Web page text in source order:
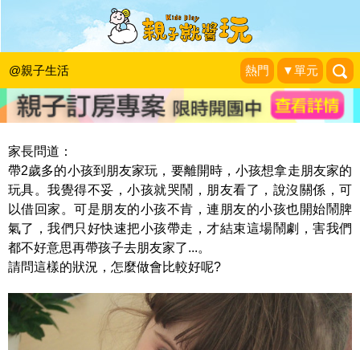
@親子生活 熱門 ▼單元
大樹叔叔的教養課：孩子想拿別人的玩
具回家，怎麼辦？
大樹叔叔到府育兒諮詢|2016-04-13
家長問道：
帶2歲多的小孩到朋友家玩，要離開時，小孩想拿走朋友家的
玩具。我覺得不妥，小孩就哭鬧，朋友看了，說沒關係，可
以借回家。可是朋友的小孩不肯，連朋友的小孩也開始鬧脾
氣了，我們只好快速把小孩帶走，才結束這場鬧劇，害我們
都不好意思再帶孩子去朋友家了...。
請問這樣的狀況，怎麼做會比較好呢?